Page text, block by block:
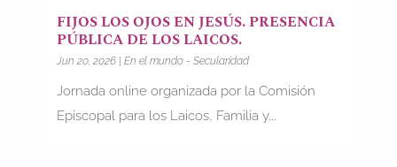
FIJOS LOS OJOS EN JESÚS. PRESENCIA
PÚBLICA DE LOS LAICOS.
Jun 20, 2026| En el mundo - Secularidad
Jornada online organizada por la Comisión
Episcopal para los Laicos, Familia y...